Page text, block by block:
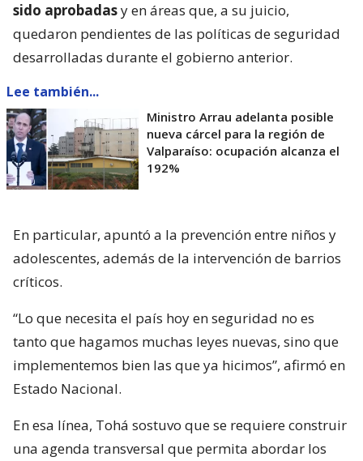
sido aprobadasy en áreas que, a su juicio,
quedaron pendientes de las políticas de seguridad
desarrolladas durante el gobierno anterior.
Lee también...
Ministro Arrau adelanta posible
nueva cárcel para la región de
Valparaíso: ocupación alcanza el
192%
En particular, apuntó a la prevención entre niños y
adolescentes, además de la intervención de barrios
críticos.
“Lo que necesita el país hoy en seguridad no es
tanto que hagamos muchas leyes nuevas, sino que
implementemos bien las que ya hicimos”, afirmó en
Estado Nacional.
En esa línea, Tohá sostuvo que se requiere construir
una agenda transversal que permita abordar los